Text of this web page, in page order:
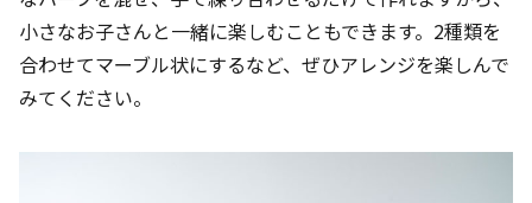
小さなお子さんと一緒に楽しむこともできます。2種類を
合わせてマーブル状にするなど、ぜひアレンジを楽しんで
みてください。